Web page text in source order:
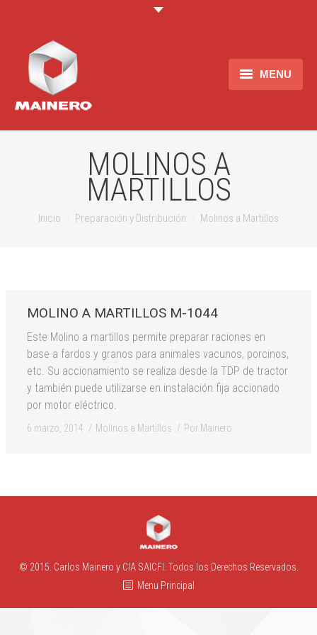
MENU
Información
MOLINOS A
MARTILLOS
Estas aqui:
Inicio Preparación y Distribución Molinos a Martillos
MOLINO A MARTILLOS M-1044
Este Molino a martillos permite preparar raciones en
base a fardos y granos para animales vacunos, porcinos,
etc. Su accionamiento se realiza desde la TDP de tractor
y también puede utilizarse en instalación fija accionado
por motor eléctrico.
6 marzo, 2014 Molinos a Martillos Por Mainero
© 2015. Carlos Mainero y CIA SAICFI. Todos los Derechos Reservados.
Menu Principal